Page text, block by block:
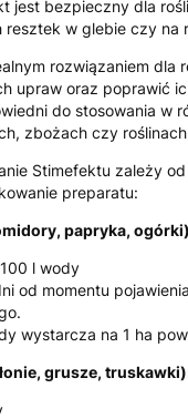
jest bezpieczny dla
w glebie czy na
rozwiązaniem dla
upraw oraz poprawić
do stosowania w
zbożach czy
Stimefektu zależy
preparatu:
papryka,
l wody
od momentu
wystarcza na 1 ha
grusze,